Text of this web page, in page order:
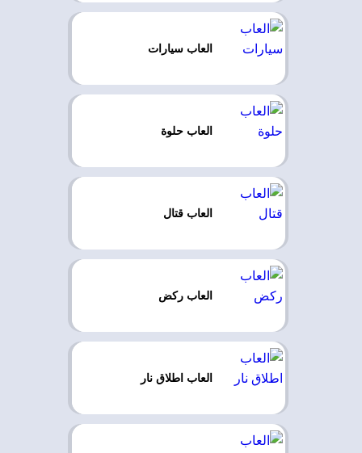
العاب سيارات
العاب حلوة
العاب قتال
العاب ركض
العاب اطلاق نار